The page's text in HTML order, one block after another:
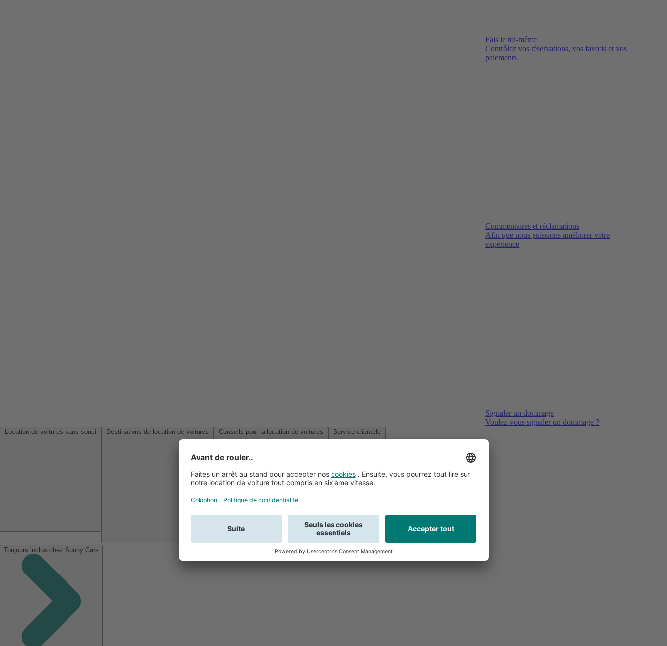
Fais le toi-même
Contrôlez vos réservations, vos favoris et vos
paiements
Commentaires et réclamations
Afin que nous puissions améliorer votre
expérience
Signaler un dommage
Voulez-vous signaler un dommage ?
Toujours inclus chez Sunny Cars